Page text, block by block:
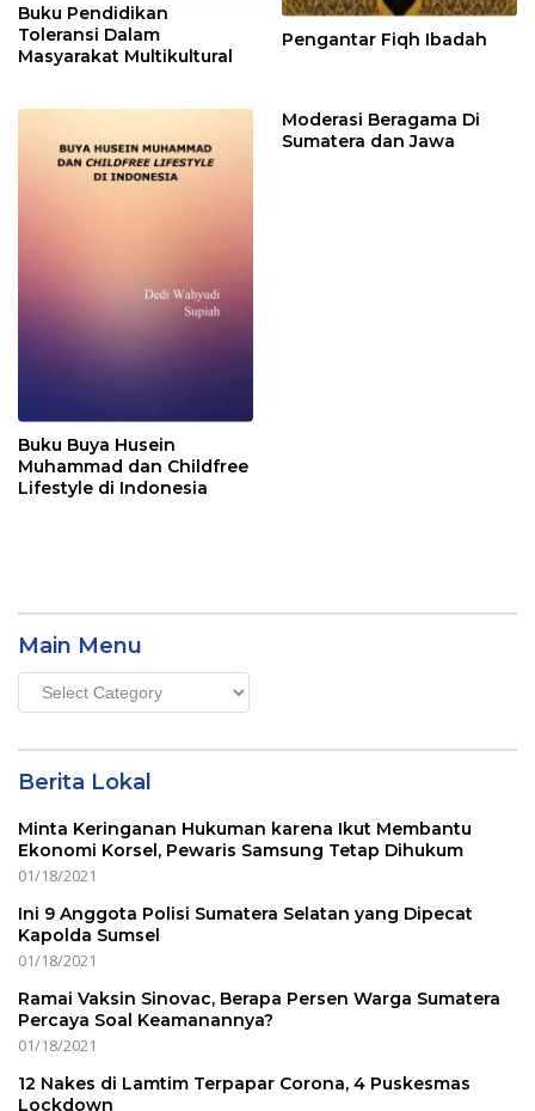
Buku Pendidikan
Toleransi Dalam
Masyarakat Multikultural
Pengantar Fiqh Ibadah
Buku Buya Husein
Muhammad dan Childfree
Lifestyle di Indonesia
Moderasi Beragama Di
Sumatera dan Jawa
Main Menu
Main
Menu
Berita Lokal
Minta Keringanan Hukuman karena Ikut Membantu
Ekonomi Korsel, Pewaris Samsung Tetap Dihukum
01/18/2021
Ini 9 Anggota Polisi Sumatera Selatan yang Dipecat
Kapolda Sumsel
01/18/2021
Ramai Vaksin Sinovac, Berapa Persen Warga Sumatera
Percaya Soal Keamanannya?
01/18/2021
12 Nakes di Lamtim Terpapar Corona, 4 Puskesmas
Lockdown